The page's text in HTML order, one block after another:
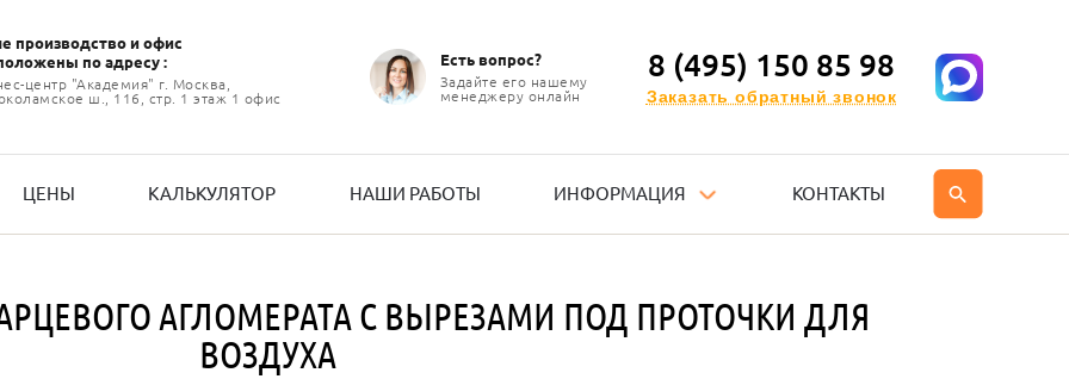
производство и офиc
по адресу :
центр "Академия" г. Москва,
ш., 116, стр. 1 этаж 1 офис
Есть вопрос?
Задайте его нашему
менеджеру онлайн
8 (495) 150 85 98
Заказать обратный звонок
ЦЕНЫ КАЛЬКУЛЯТОР НАШИ РАБОТЫ ИНФОРМАЦИЯ КОНТАКТЫ
АГЛОМЕРАТА С ВЫРЕЗАМИ ПОД ПРОТОЧКИ ДЛЯ
ВОЗДУХА